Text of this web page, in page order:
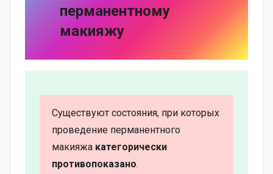
перманентному
макияжу
Существуют состояния, при которых
проведение перманентного
макияжа категорически
противопоказано.